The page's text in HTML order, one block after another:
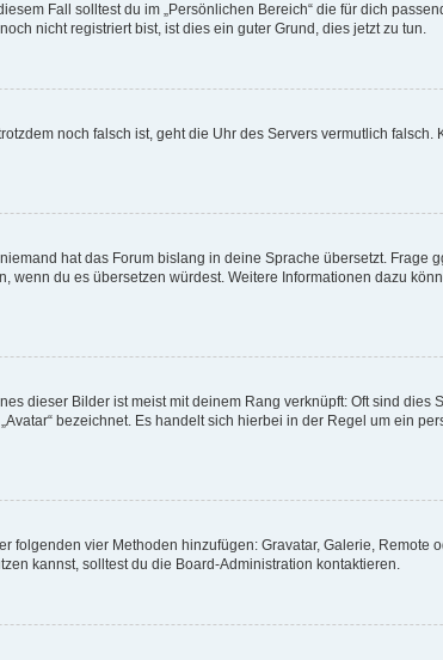
Fall solltest du im „Persönlichen Bereich“ die für dich
nicht registriert bist, ist dies ein guter Grund, dies jetzt zu tun.
noch falsch ist, geht die Uhr des Servers vermutlich
hat das Forum bislang in deine Sprache übersetzt. Frage
du es übersetzen würdest. Weitere Informationen dazu
dieser Bilder ist meist mit deinem Rang verknüpft: Oft sind
bezeichnet. Es handelt sich hierbei in der Regel um ein
folgenden vier Methoden hinzufügen: Gravatar, Galerie,
kannst, solltest du die Board-Administration kontaktieren.